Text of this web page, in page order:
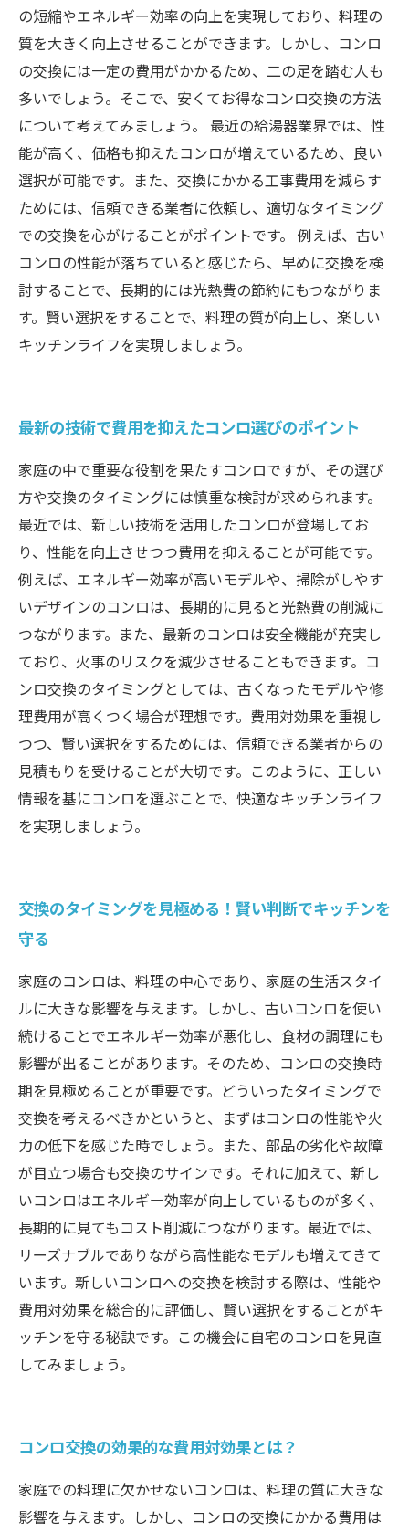
の短縮やエネルギー効率の向上を実現しており、料理の
質を大きく向上させることができます。しかし、コンロ
の交換には一定の費用がかかるため、二の足を踏む人も
多いでしょう。そこで、安くてお得なコンロ交換の方法
について考えてみましょう。 最近の給湯器業界では、性
能が高く、価格も抑えたコンロが増えているため、良い
選択が可能です。また、交換にかかる工事費用を減らす
ためには、信頼できる業者に依頼し、適切なタイミング
での交換を心がけることがポイントです。 例えば、古い
コンロの性能が落ちていると感じたら、早めに交換を検
討することで、長期的には光熱費の節約にもつながりま
す。賢い選択をすることで、料理の質が向上し、楽しい
キッチンライフを実現しましょう。
最新の技術で費用を抑えたコンロ選びのポイント
家庭の中で重要な役割を果たすコンロですが、その選び
方や交換のタイミングには慎重な検討が求められます。
最近では、新しい技術を活用したコンロが登場してお
り、性能を向上させつつ費用を抑えることが可能です。
例えば、エネルギー効率が高いモデルや、掃除がしやす
いデザインのコンロは、長期的に見ると光熱費の削減に
つながります。また、最新のコンロは安全機能が充実し
ており、火事のリスクを減少させることもできます。コ
ンロ交換のタイミングとしては、古くなったモデルや修
理費用が高くつく場合が理想です。費用対効果を重視し
つつ、賢い選択をするためには、信頼できる業者からの
見積もりを受けることが大切です。このように、正しい
情報を基にコンロを選ぶことで、快適なキッチンライフ
を実現しましょう。
交換のタイミングを見極める！賢い判断でキッチンを
守る
家庭のコンロは、料理の中心であり、家庭の生活スタイ
ルに大きな影響を与えます。しかし、古いコンロを使い
続けることでエネルギー効率が悪化し、食材の調理にも
影響が出ることがあります。そのため、コンロの交換時
期を見極めることが重要です。どういったタイミングで
交換を考えるべきかというと、まずはコンロの性能や火
力の低下を感じた時でしょう。また、部品の劣化や故障
が目立つ場合も交換のサインです。それに加えて、新し
いコンロはエネルギー効率が向上しているものが多く、
長期的に見てもコスト削減につながります。最近では、
リーズナブルでありながら高性能なモデルも増えてきて
います。新しいコンロへの交換を検討する際は、性能や
費用対効果を総合的に評価し、賢い選択をすることがキ
ッチンを守る秘訣です。この機会に自宅のコンロを見直
してみましょう。
コンロ交換の効果的な費用対効果とは？
家庭での料理に欠かせないコンロは、料理の質に大きな
影響を与えます。しかし、コンロの交換にかかる費用は